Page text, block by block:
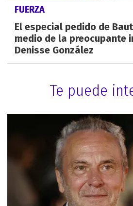
FUERZA
El especial pedido de
medio de la preocupante
Denisse González
Te puede